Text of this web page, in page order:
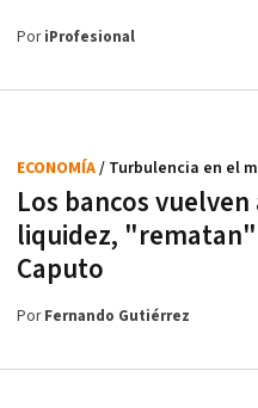
PoriProfesional
Los bancos
liquidez,
Caputo
ECONOMÍA/ Turbulencia en el
PorFernando Gutiérrez